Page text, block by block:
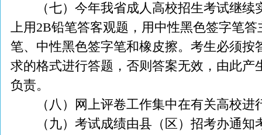
（七）今年我省成人高校招生考试继续
上用2B铅笔答客观题，用中性黑色签字笔
笔、中性黑色签字笔和橡皮擦。考生必须按
求的格式进行答题，否则答案无效，由此产
负责。
（八）网上评卷工作集中在有关高校进
（九）考试成绩由县（区）招考办通知